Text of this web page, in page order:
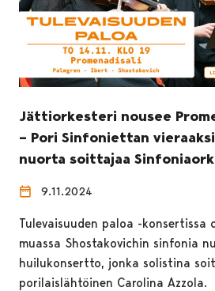
Jättiorkesteri nousee
– Pori Sinfoniettan
nuorta soittajaa
9.11.2024
Tulevaisuuden paloa -konsertissa
muassa Shostakovichin sinfonia
huilukonsertto, jonka solistina
porilaislähtöinen Carolina Azzola.